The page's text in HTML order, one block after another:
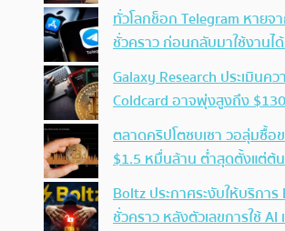
ทั่วโลกช็อก Telegram หายจ
ชั่วคราว ก่อนกลับมาใช้งานไ
Galaxy Research ประเมินค
Coldcard อาจพุ่งสูงถึง
ตลาดคริปโตซบเซา วอลุ่มซื้อ
$1.5 หมื่นล้าน ต่ำสุดตั้งแต่ต้
Boltz ประกาศระงับให้บริกา
ชั่วคราว หลังตัวเลขการใช้